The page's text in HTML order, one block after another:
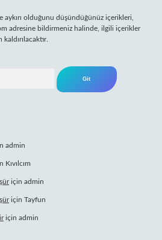
aykırı olduğunu düşündüğünüz içerikleri,
adresine bildirmeniz halinde, ilgili içerikler
admin
Kıvılcım
için admin
için Tayfun
için admin